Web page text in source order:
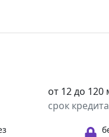
от 12 до 120
срок кредита